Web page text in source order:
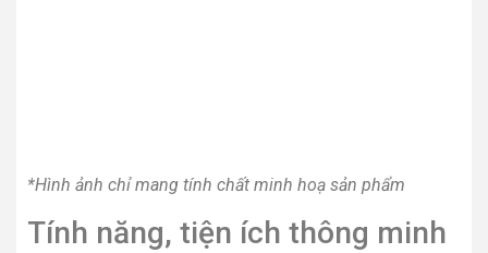
*Hình ảnh chỉ mang tính chất minh hoạ sản phẩm
Tính năng, tiện ích thông minh